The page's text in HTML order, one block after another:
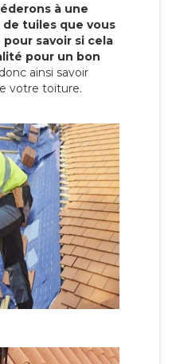
à une
tuiles que vous
savoir si cela
pour un bon
ainsi savoir
votre toiture.